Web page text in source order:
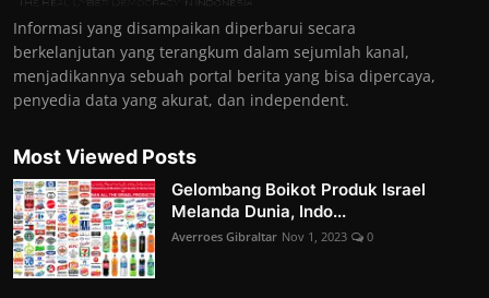
Informasi yang disampaikan diperbarui secara
berkelanjutan yang terangkum dalam sejumlah kanal,
menjadikannya sebuah portal berita yang bisa dipercaya,
penyedia data yang akurat, dan independent.
Most Viewed Posts
Gelombang Boikot Produk Israel
Melanda Dunia, Indo...
Averroes Gibraltar Nov 1, 2023 0